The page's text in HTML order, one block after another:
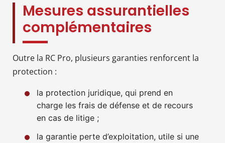
Mesures assurantielles
complémentaires
Outre la RC Pro, plusieurs garanties renforcent la
protection :
la protection juridique, qui prend en
charge les frais de défense et de recours
en cas de litige ;
la garantie perte d’exploitation, utile si une